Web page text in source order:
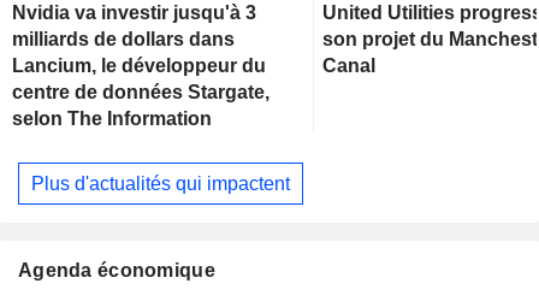
Nvidia va investir jusqu'à 3
milliards de dollars dans
Lancium, le développeur du
centre de données Stargate,
selon The Information
United Utilities
son projet du
Canal
Plus d'actualités qui impactent
Agenda économique